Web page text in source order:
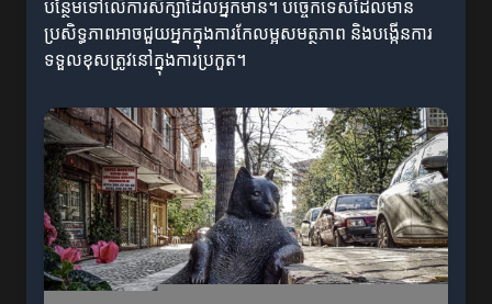
បន្ថែមទៅលើការសិក្សាដែលអ្នកមាន។ បច្ចេកទេសដែលមាន
ប្រសិទ្ធភាពអាចជួយអ្នកក្នុងការកែលម្អសមត្ថភាព និងបង្កើនការ
ទទួលខុសត្រូវនៅក្នុងការប្រកួត។